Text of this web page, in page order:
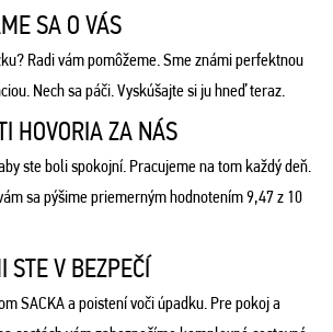
SA O VÁS
Radi vám pomôžeme. Sme známi perfektnou
Nech sa páči. Vyskúšajte si ju hneď teraz.
HOVORIA ZA NÁS
ste boli spokojní. Pracujeme na tom každý deň.
sa pýšime priemerným hodnotením 9,47 z 10
STE V BEZPEČÍ
SACKA a poistení voči úpadku. Pre pokoj a